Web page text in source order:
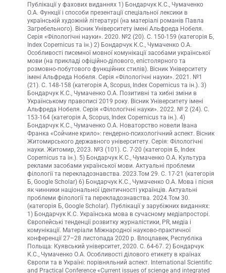
Публікації у фахових виданнях 1) Бондарчук К.С., Чумаченко
О.А. Функції і способи презентації спеціальної лексики в
українській художній літературі (на матеріалі романів Павла
Загребельного). Вісник Університету імені Альфреда Нобеля.
Серія «Філологічні науки». 2020. №2 (20). С. 150-159 (категорія Б,
Index Copernicus та ін.) 2) Бондарчук К.С., Чумаченко О.А.
Особливості писемної мовної комунікації засобами української
мови (на прикладі офіційно-ділового, епістолярного та
розмовно-побутового функційних стилів). Вісник Університету
імені Альфреда Нобеля. Серія «Філологічні науки». 2021. №1
(21). С. 148-158 (категорія А, Scopus, Index Copernicus та ін.). 3)
Бондарчук К.С., Чумаченко О.А. Позитивні та хибні зміни в
Українському правописі 2019 року. Вісник Університету імені
Альфреда Нобеля. Серія «Філологічні науки». 2022. № 2 (24). С.
153-164 (категорія А, Scopus, Index Copernicus та ін.). 4)
Бондарчук К.С., Чумаченко О.А. Новаторство новели Івана
Франка «Сойчине крило»: гендерно-психологічний аспект. Вісник
Житомирського державного університету. Серія: Філологічні
науки. Житомир, 2023. №3 (101). С. 7-20 (категорія Б, Index
Copernicus та ін.). 5) Бондарчук К.С., Чумаченко О.А. Культура
реклами засобами української мови. Актуальні проблеми
філології та перекладознавства. 2023.Том 29. С. 17-21 (категорія
Б, Google Scholar) 6) Бондарчук К.С., Чумаченко О.А. Мова і пісня
як чинники національної ідентичності українців. Актуальні
проблеми філології та перекладознавства. 2024.Том 30.
(категорія Б, Google Scholar). Публікації у зарубіжних виданнях:
1) Бондарчук К.С. Українська мова в сучасному медіапросторі.
Європейські тенденції розвитку журналістики, PR, медіа і
комунікації. Матеріали Міжнародної науково-практичної
конференції 27–28 листопада 2020 р. Влоцлавек, Республіка
Польща: Куявський університет, 2020. С. 64-67. 2) Бондарчук
К.С., Чумаченко О.А. Особливості ділового етикету в країнах
Європи та в Україні: порівняльний аспект. International Scientific
and Practical Conference «Current issues of scienge and integrated